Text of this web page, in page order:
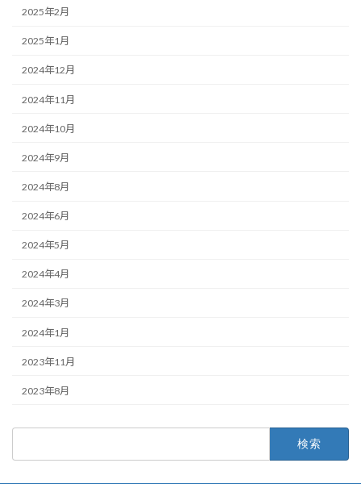
2025年2月
2025年1月
2024年12月
2024年11月
2024年10月
2024年9月
2024年8月
2024年6月
2024年5月
2024年4月
2024年3月
2024年1月
2023年11月
2023年8月